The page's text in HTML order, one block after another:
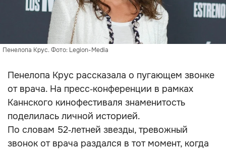
Пенелопа Крус. Фото: Legion-Media
Пенелопа Крус рассказала о пугающем звонке
от врача. На пресс‑конференции в рамках
Каннского кинофестиваля знаменитость
поделилась личной историей.
По словам 52‑летней звезды, тревожный
звонок от врача раздался в тот момент, когда